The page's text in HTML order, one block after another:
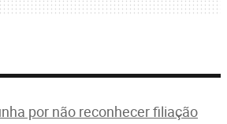
por não reconhecer filiação